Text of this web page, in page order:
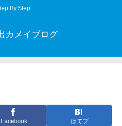
By Step
カメイブログ
Facebook はてブ